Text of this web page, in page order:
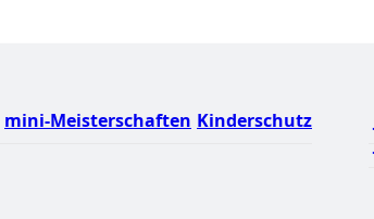
mini-Meisterschaften Kinderschutz